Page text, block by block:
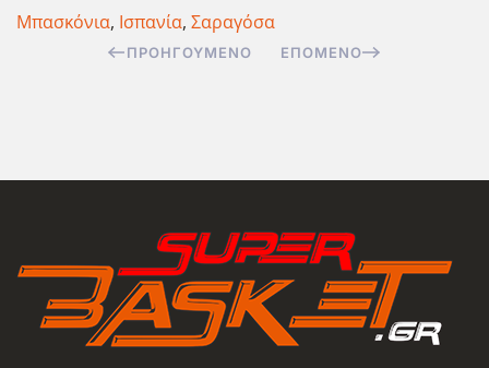
Μπασκόνια, Ισπανία, Σαραγόσα
ΠΡΟΗΓΟΎΜΕΝΟ ΕΠΌΜΕΝΟ